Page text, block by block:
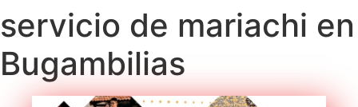
servicio de mariachi en
Bugambilias